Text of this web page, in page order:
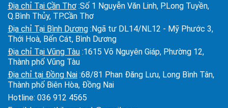
Địa chỉ Tại Cần Thơ :Số 1 Nguyễn Văn Linh, P.Long Tuyền,
Q.Bình Thủy, TP.Cần Thơ
Địa chỉ Tại Bình Dương :Ngã tư DL14/NL12 - Mỹ Phước 3,
Thới Hoà, Bến Cát, Bình Dương
Địa chỉ Tại Vũng Tàu :1615 Võ Nguyên Giáp, Phường 12,
Thành phố Vũng Tàu
Địa chỉ tại Đồng Nai :68/81 Phan Đăng Lưu, Long Bình Tân,
Thành phố Biên Hòa, Đồng Nai
Hotline: 036 912 4565